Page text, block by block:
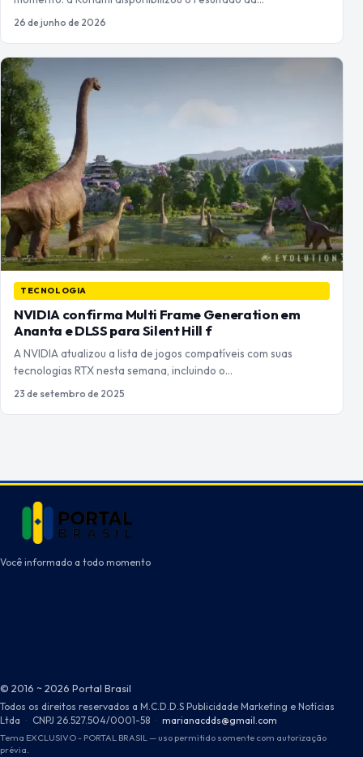
26 de junho de 2026
TECNOLOGIA
NVIDIA confirma Multi Frame Generation em
Ananta e DLSS para Silent Hill f
A NVIDIA atualizou a lista de jogos compatíveis com suas
tecnologias RTX nesta semana, incluindo o…
23 de setembro de 2025
Você informado a todo momento
© 2016 ~ 2026 Portal Brasil
Todos os direitos reservados a M.C.D.D.S Publicidade Marketing e Notícias
Ltda · CNPJ 26.527.504/0001-58 · marianacdds@gmail.com
Tema EXCLUSIVO - PORTAL BRASIL — uso permitido somente com autorização
prévia.